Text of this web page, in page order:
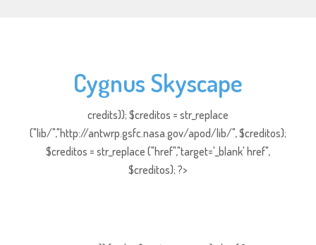
Cygnus Skyscape
credits)); $creditos = str_replace
("lib/","http://antwrp.gsfc.nasa.gov/apod/lib/", $creditos);
$creditos = str_replace ("href","target='_blank' href",
$creditos); ?>